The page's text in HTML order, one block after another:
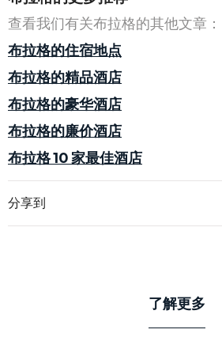
查看我们有关布拉格的其他文章：
布拉格的住宿地点
布拉格的精品酒店
布拉格的豪华酒店
布拉格的廉价酒店
布拉格 10 家最佳酒店
分享到
了解更多